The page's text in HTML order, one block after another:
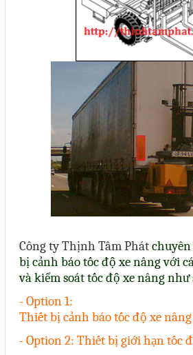
Công ty Thịnh Tâm Phát
bị cảnh báo tốc độ xe nâng với
và kiểm soát tốc độ xe nâng như
- Option 1:
Thiết bị cảnh báo tốc độ xe
- Option 2: Thiết bị giới hạn tốc